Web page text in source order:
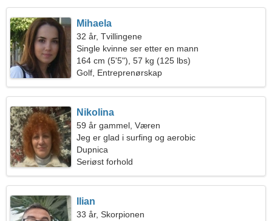
Mihaela
32 år, Tvillingene
Single kvinne ser etter en mann
164 cm (5'5"), 57 kg (125 lbs)
Golf, Entreprenørskap
Nikolina
59 år gammel, Væren
Jeg er glad i surfing og aerobic
Dupnica
Seriøst forhold
Ilian
33 år, Skorpionen